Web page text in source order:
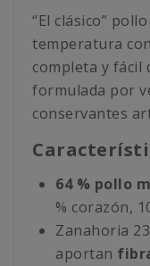
“El clásico”
temperatura
completa y fácil
formulada por
conservantes
64 % pollo
% corazón,
Zanahoria
aportan